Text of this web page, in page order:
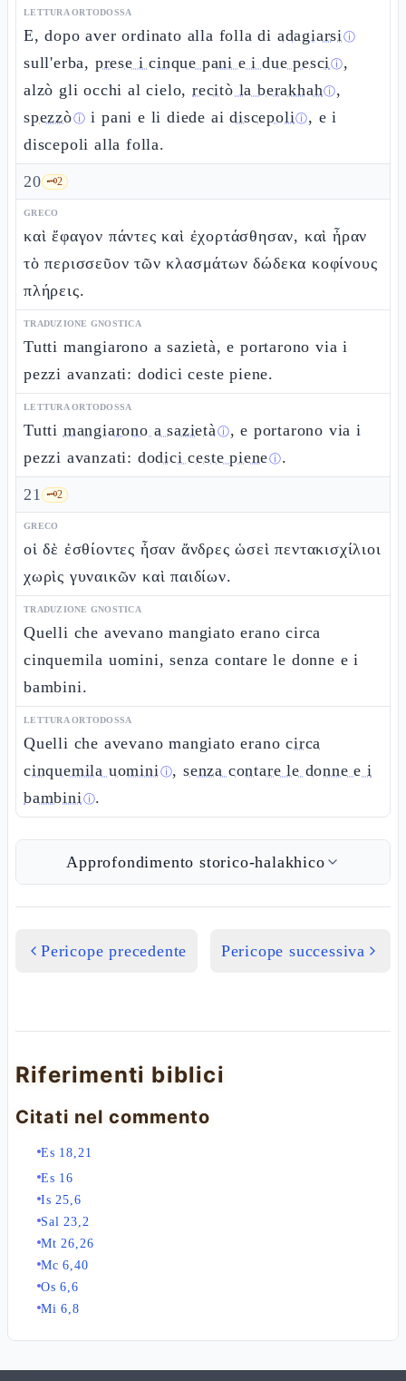
LETTURA ORTODOSSA
E, dopo aver ordinato alla folla di adagiarsiⓘ
sull'erba, prese i cinque pani e i due pesciⓘ,
alzò gli occhi al cielo,recitò la berakhahⓘ,
spezzòⓘ i pani e li diede aidiscepoliⓘ, e i
discepoli alla folla.
20 🗝️2
GRECO
καὶ ἔφαγον πάντες καὶ ἐχορτάσθησαν, καὶ ἦραν
τὸ περισσεῦον τῶν κλασμάτων δώδεκα κοφίνους
πλήρεις.
TRADUZIONE GNOSTICA
Tutti mangiarono a sazietà, e portarono via i
pezzi avanzati: dodici ceste piene.
LETTURA ORTODOSSA
Tutti mangiarono a sazietàⓘ, e portarono via i
pezzi avanzati: dodici ceste pieneⓘ.
21 🗝️2
GRECO
οἱ δὲ ἐσθίοντες ἦσαν ἄνδρες ὡσεὶ πεντακισχίλιοι
χωρὶς γυναικῶν καὶ παιδίων.
TRADUZIONE GNOSTICA
Quelli che avevano mangiato erano circa
cinquemila uomini, senza contare le donne e i
bambini.
LETTURA ORTODOSSA
Quelli che avevano mangiato eranocirca
cinquemila uominiⓘ,senza contare le donne e i
bambiniⓘ.
Approfondimento storico-halakhico
Pericope precedente Pericope successiva
Riferimenti biblici
Citati nel commento
Es 18,21
Es 16
Is 25,6
Sal 23,2
Mt 26,26
Mc 6,40
Os 6,6
Mi 6,8